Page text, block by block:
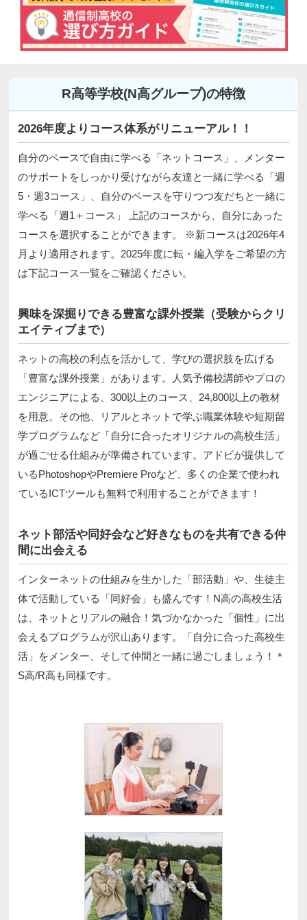
R高等学校(N高グループ)の特徴
2026年度よりコース体系がリニューアル！！
自分のペースで自由に学べる「ネットコース」、メンター
のサポートをしっかり受けながら友達と一緒に学べる「週
5・週3コース」、自分のペースを守りつつ友だちと一緒に
学べる「週1＋コース」 上記のコースから、自分にあった
コースを選択することができます。 ※新コースは2026年4
月より適用されます。2025年度に転・編入学をご希望の方
は下記コース一覧をご確認ください。
興味を深掘りできる豊富な課外授業（受験からクリ
エイティブまで）
ネットの高校の利点を活かして、学びの選択肢を広げる
「豊富な課外授業」があります。人気予備校講師やプロの
エンジニアによる、300以上のコース、24,800以上の教材
を用意。その他、リアルとネットで学ぶ職業体験や短期留
学プログラムなど「自分に合ったオリジナルの高校生活」
が過ごせる仕組みが準備されています。アドビが提供して
いるPhotoshopやPremiere Proなど、多くの企業で使われ
ているICTツールも無料で利用することができます！
ネット部活や同好会など好きなものを共有できる仲
間に出会える
インターネットの仕組みを生かした「部活動」や、生徒主
体で活動している「同好会」も盛んです！N高の高校生活
は、ネットとリアルの融合！気づかなかった「個性」に出
会えるプログラムが沢山あります。「自分に合った高校生
活」をメンター、そして仲間と一緒に過ごしましょう！＊
S高/R高も同様です。